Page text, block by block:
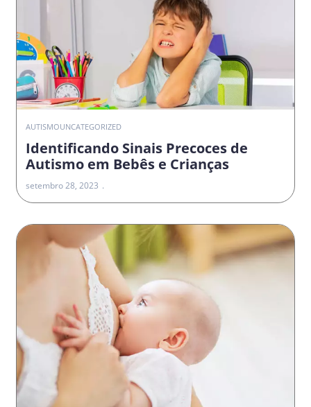
AUTISMOUNCATEGORIZED
Identificando Sinais Precoces de
Autismo em Bebês e Crianças
setembro 28, 2023